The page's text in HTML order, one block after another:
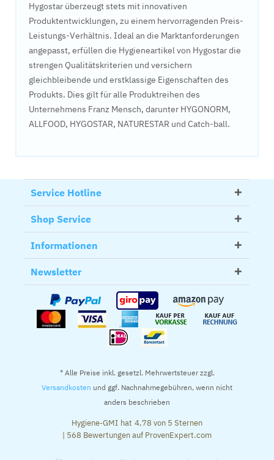
Hygostar überzeugt stets mit innovativen
Produktentwicklungen, zu einem hervorragenden Preis-
Leistungs-Verhältnis. Ideal an die Marktanforderungen
angepasst, erfüllen die Hygieneartikel von Hygostar die
strengen Qualitätskriterien und versichern
gleichbleibende und erstklassige Eigenschaften des
Produkts. Dies gilt für alle Produktreihen des
Unternehmens Franz Mensch, darunter HYGONORM,
ALLFOOD, HYGOSTAR, NATURESTAR und Catch-ball.
Service Hotline
Shop Service
Informationen
Newsletter
* Alle Preise inkl. gesetzl. Mehrwertsteuer zzgl.
Versandkosten und ggf. Nachnahmegebühren, wenn nicht
anders beschrieben
Hygiene-GMI hat 4,78 von 5 Sternen
| 568 Bewertungen auf ProvenExpert.com